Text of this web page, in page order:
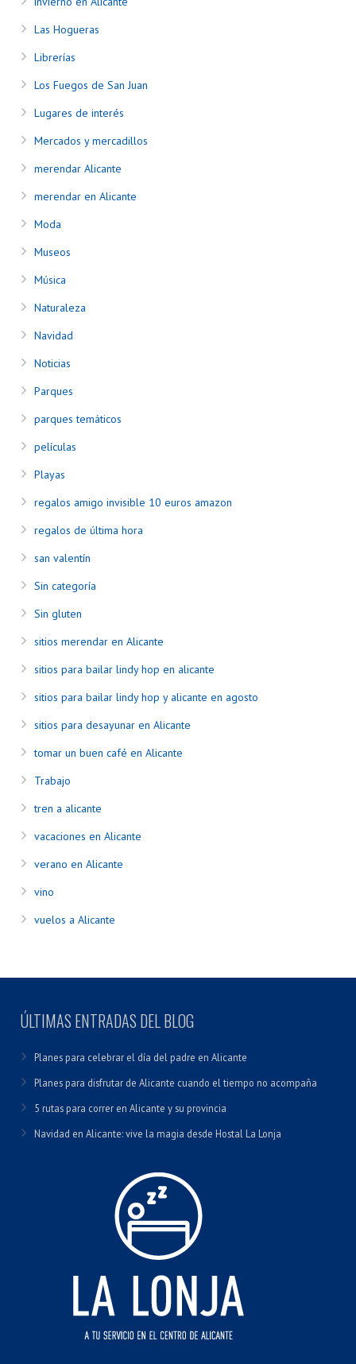
Las Hogueras
Librerías
Los Fuegos de San Juan
Lugares de interés
Mercados y mercadillos
merendar Alicante
merendar en Alicante
Moda
Museos
Música
Naturaleza
Navidad
Noticias
Parques
parques temáticos
películas
Playas
regalos amigo invisible 10 euros amazon
regalos de última hora
san valentín
Sin categoría
Sin gluten
sitios merendar en Alicante
sitios para bailar lindy hop en alicante
sitios para bailar lindy hop y alicante en agosto
sitios para desayunar en Alicante
tomar un buen café en Alicante
Trabajo
tren a alicante
vacaciones en Alicante
verano en Alicante
vino
vuelos a Alicante
ÚLTIMAS ENTRADAS DEL BLOG
Planes para celebrar el día del padre en Alicante
Planes para disfrutar de Alicante cuando el tiempo no acompaña
5 rutas para correr en Alicante y su provincia
Navidad en Alicante: vive la magia desde Hostal La Lonja